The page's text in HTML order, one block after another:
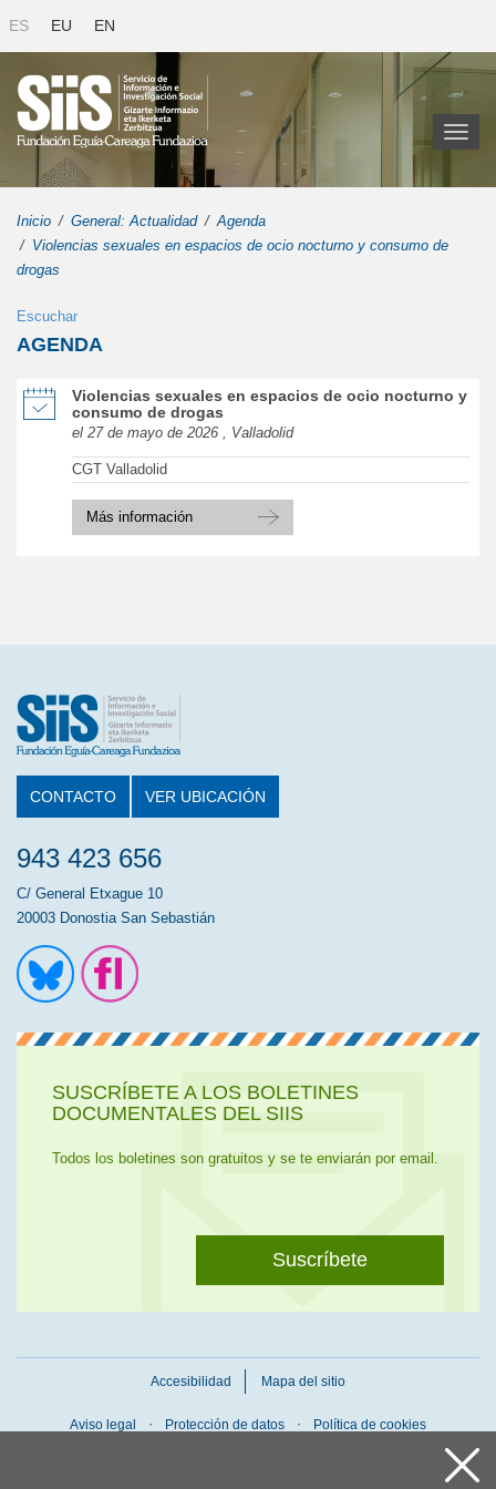
ES EU EN
Toggle
Inicio General: Actualidad
Agenda
Violencias sexuales en espacios de ocio nocturno y consumo de
drogas
Escuchar
AGENDA
Violencias sexuales en espacios de ocio nocturno y
consumo de drogas
el 27 de mayo de 2026 , Valladolid
CGT Valladolid
Más información
de Violencias sexuales en espacios de ocio nocturno y consumo
CONTACTO VER UBICACIÓN
943 423 656
C/ General Etxague 10
20003 Donostia San Sebastián
SUSCRÍBETE A LOS BOLETINES
DOCUMENTALES DEL SIIS
Todos los boletines son gratuitos y se te enviarán por email.
Suscríbete
Accesibilidad Mapa del sitio
Aviso legal Protección de datos Política de cookies